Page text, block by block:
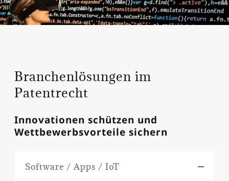
Branchenlösungen im
Patentrecht
Innovationen schützen und
Wettbewerbsvorteile sichern
Software / Apps / IoT